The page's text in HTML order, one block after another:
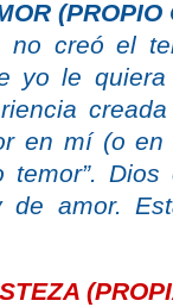
(PROPIO
no creó el
yo le
en mí (o en
temor”.
amor.